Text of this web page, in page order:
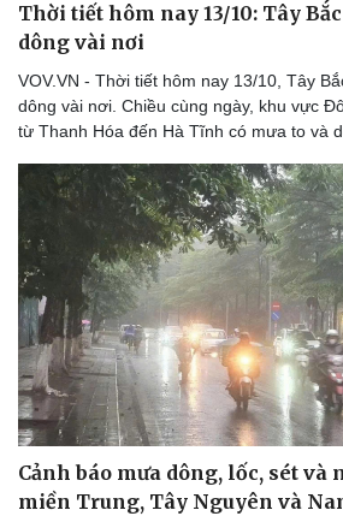
Thời tiết hôm nay 13/10: Tây
dông vài nơi
VOV.VN - Thời tiết hôm nay 13/10, Tây
dông vài nơi. Chiều cùng ngày, khu vực
từ Thanh Hóa đến Hà Tĩnh có mưa to và
Cảnh báo mưa dông, lốc, sét và
miền Trung, Tây Nguyên và